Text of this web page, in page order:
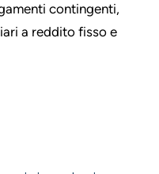
contingenti,
a reddito fisso e